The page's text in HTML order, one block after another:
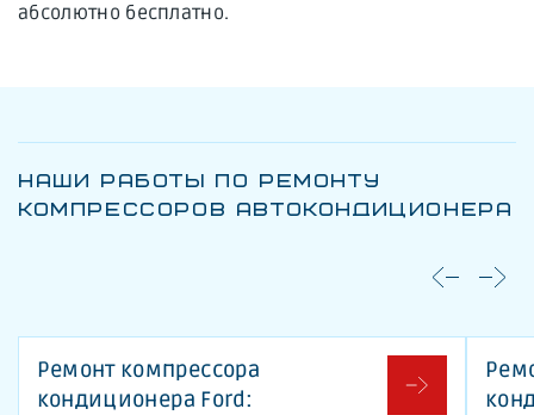
абсолютно бесплатно.
НАШИ РАБОТЫ ПО РЕМОНТУ
КОМПРЕССОРОВ АВТОКОНДИЦИОНЕРА
Ремонт компрессора
кондиционера Ford: